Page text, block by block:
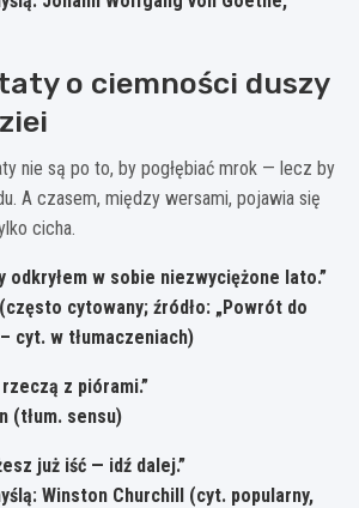
o ciemności duszy
nie są po to, by pogłębiać mrok — lecz by
A czasem, między wersami, pojawia się
cicha.
odkryłem w sobie niezwyciężone lato.”
cytowany; źródło: „Powrót do
cyt. w tłumaczeniach)
z piórami.”
(tłum. sensu)
już iść — idź dalej.”
Winston Churchill (cyt. popularny,